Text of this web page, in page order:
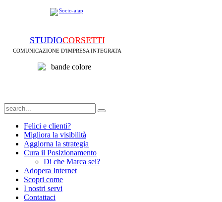
STUDIOCORSETTI
COMUNICAZIONE D'IMPRESA INTEGRATA
Felici e clienti?
Migliora la visibilità
Aggiorna la strategia
Cura il Posizionamento
Di che Marca sei?
Adopera Internet
Scopri come
I nostri servi
Contattaci